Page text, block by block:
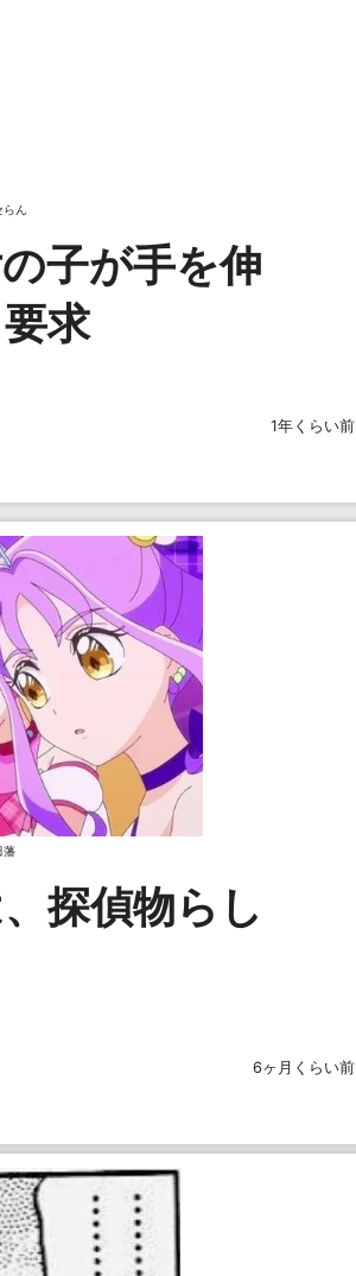
らん
子が手を伸
求
1年くらい前
藩
探偵物らし
6ヶ月くらい前